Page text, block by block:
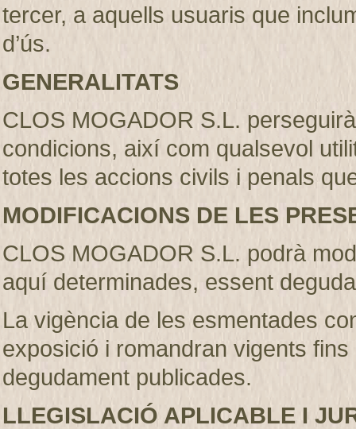
tercer, a aquells usuaris que
d’ús.
GENERALITATS
CLOS MOGADOR S.L.
condicions, així com qualsevol
totes les accions civils i penals
MODIFICACIONS DE LES
CLOS MOGADOR S.L. podrà
aquí determinades, essent
La vigència de les esmentades
exposició i romandran vigents
degudament publicades.
LLEGISLACIÓ APLICABLE I